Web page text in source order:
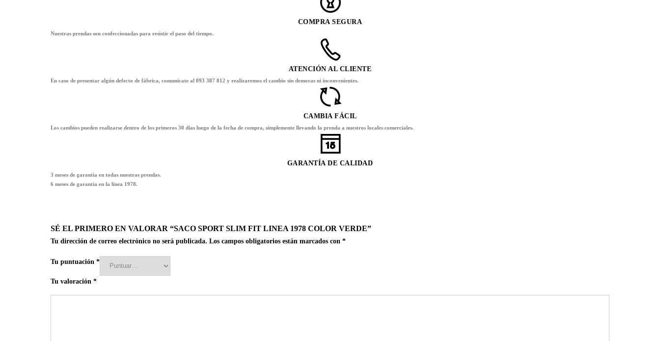
COMPRA SEGURA
Nuestras prendas son confeccionadas para resistir el paso del tiempo.
ATENCIÓN AL CLIENTE
En caso de presentar algún defecto de fábrica, comunicate al 093 387 812 y realizaremos el cambio sin demoras ni inconvenientes.
CAMBIA FÁCIL
Los cambios pueden realizarse dentro de los primeros 30 días luego de la fecha de compra, simplemente llevando la prenda a nuestros locales comerciales.
GARANTÍA DE CALIDAD
3 meses de garantía en todas nuestras prendas.
6 meses de garantía en la línea 1978.
SÉ EL PRIMERO EN VALORAR “SACO SPORT SLIM FIT LINEA 1978 COLOR VERDE”
Tu dirección de correo electrónico no será publicada. Los campos obligatorios están marcados con *
Tu puntuación *
Tu valoración *